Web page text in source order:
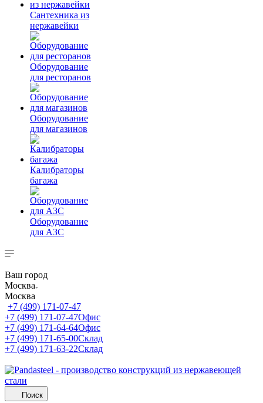
Сантехника из
нержавейки
Оборудование
для ресторанов
Оборудование
для магазинов
Калибраторы
багажа
Оборудование
для АЗС
Ваш город
Москва
Москва
+7 (499) 171-07-47
+7 (499) 171-07-47Офис
+7 (499) 171-64-64Офис
+7 (499) 171-65-00Склад
+7 (499) 171-63-22Склад
Поиск